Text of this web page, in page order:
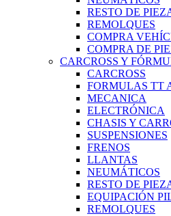
RESTO DE
REMOLQUES
COMPRA
COMPRA DE
CARCROSS Y
CARCROSS
FORMULAS TT
MECANICA
ELECTRÓNICA
CHASIS Y
SUSPENSIONES
FRENOS
LLANTAS
NEUMÁTICOS
RESTO DE
EQUIPACIÓN
REMOLQUES